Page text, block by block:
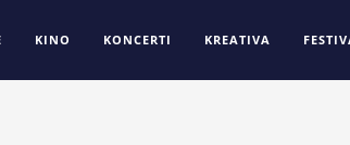
KINO KONCERTI KREATIVA